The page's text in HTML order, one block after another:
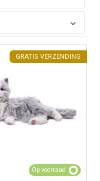
GRATIS VERZENDING
Op voorraad